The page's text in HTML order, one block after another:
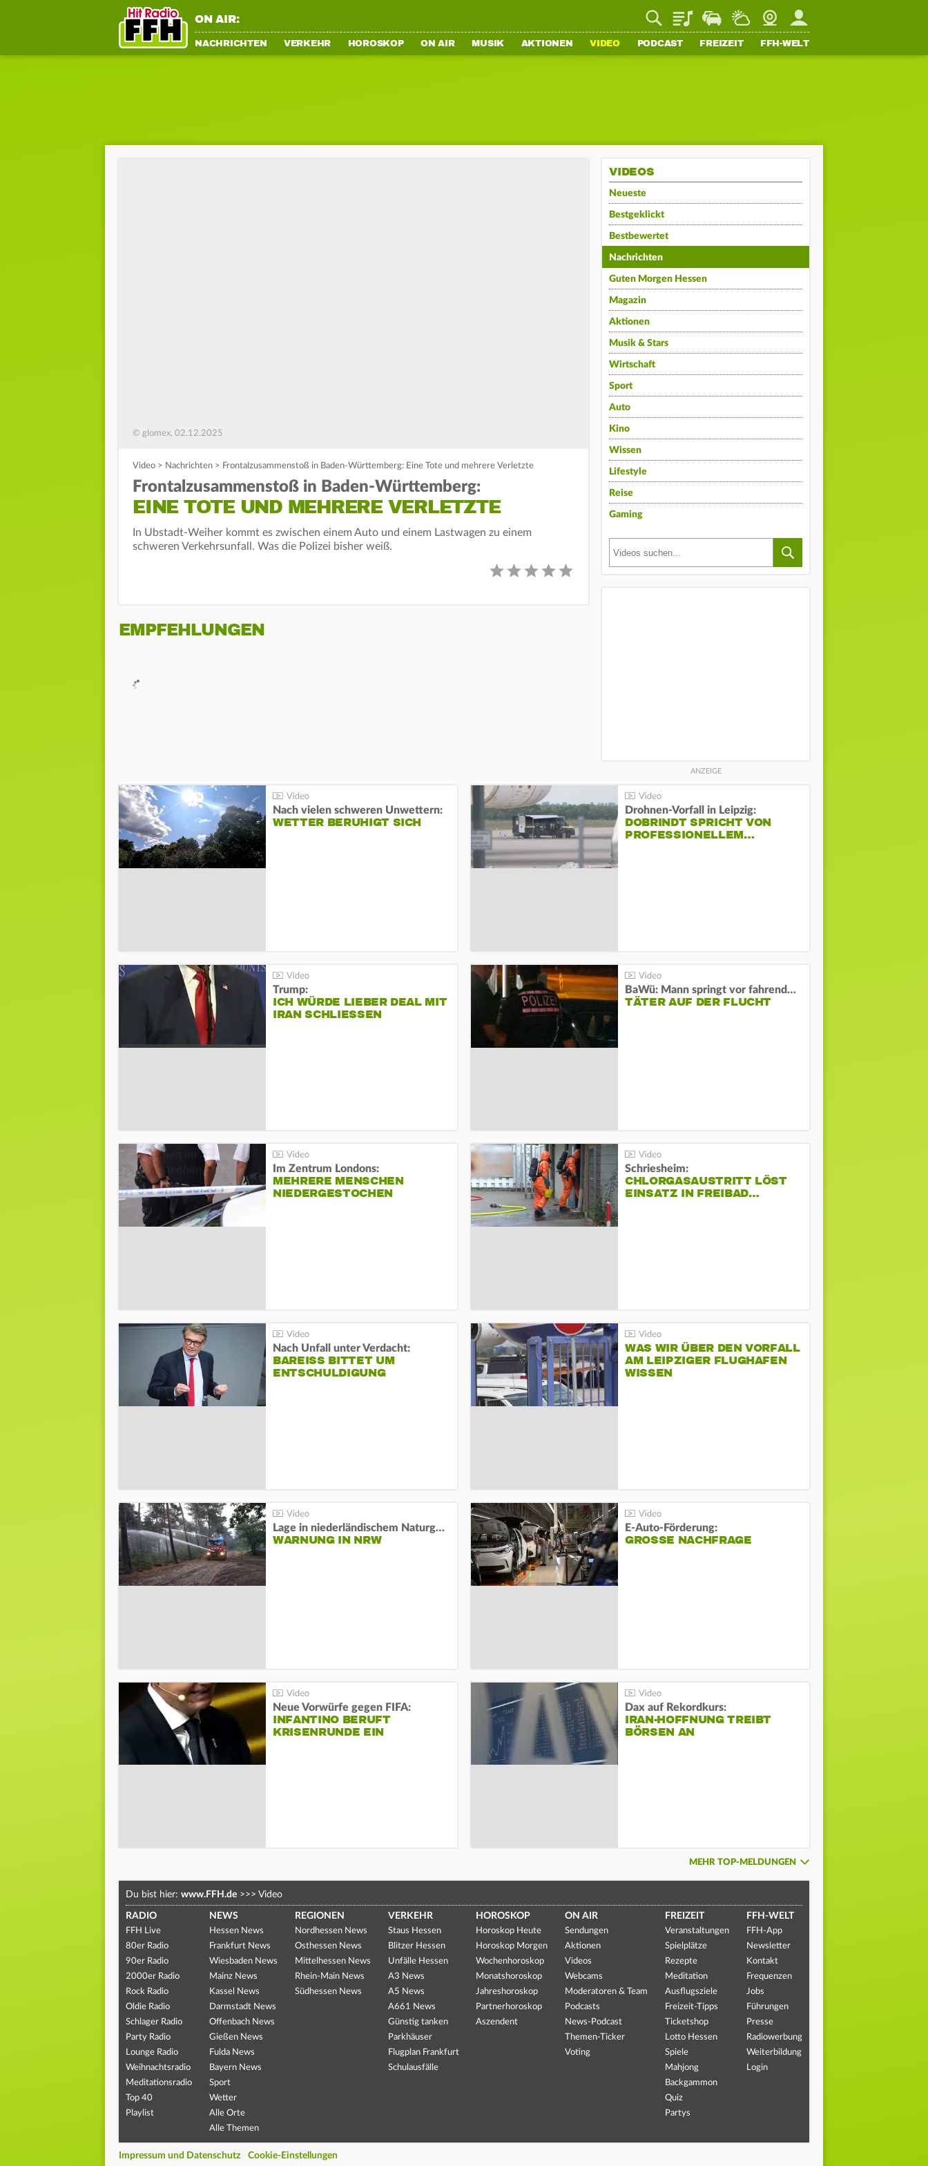
ON AIR: PlaylistStaupilotWetterWebcamMein FFH
NACHRICHTEN VERKEHR HOROSKOP ON AIR MUSIK AKTIONEN VIDEO PODCAST FREIZEIT FFH-WELT
© glomex, 02.12.2025
Video > Nachrichten > Frontalzusammenstoß in Baden-Württemberg: Eine Tote und mehrere Verletzte
Frontalzusammenstoß in Baden-Württemberg:
EINE TOTE UND MEHRERE VERLETZTE
In Ubstadt-Weiher kommt es zwischen einem Auto und einem Lastwagen zu einem
schweren Verkehrsunfall. Was die Polizei bisher weiß.
EMPFEHLUNGEN
VIDEOS
Neueste
Bestgeklickt
Bestbewertet
Nachrichten
Guten Morgen Hessen
Magazin
Aktionen
Musik & Stars
Wirtschaft
Sport
Auto
Kino
Wissen
Lifestyle
Reise
Gaming
Nach vielen schweren Unwettern:
WETTER BERUHIGT SICH
Drohnen-Vorfall in Leipzig:
DOBRINDT SPRICHT VON
PROFESSIONELLEM…
Trump:
ICH WÜRDE LIEBER DEAL MIT
IRAN SCHLIESSEN
BaWü: Mann springt vor fahrendes Auto und schießt
TÄTER AUF DER FLUCHT
Im Zentrum Londons:
MEHRERE MENSCHEN
NIEDERGESTOCHEN
Schriesheim:
CHLORGASAUSTRITT LÖST
EINSATZ IN FREIBAD…
Nach Unfall unter Verdacht:
BAREISS BITTET UM E
NTSCHULDIGUNG
WAS WIR ÜBER DEN VORFALL
AM LEIPZIGER FLUGHAFEN
WISSEN
Lage in niederländischem Naturgebiet stabil
WARNUNG IN NRW
E-Auto-Förderung:
GROSSE NACHFRAGE
Neue Vorwürfe gegen FIFA:
INFANTINO BERUFT
KRISENRUNDE EIN
Dax auf Rekordkurs:
IRAN-HOFFNUNG TREIBT
BÖRSEN AN
MEHR TOP-MELDUNGEN
Du bist hier: www.FFH.de >>> Video
RADIO
FFH Live
80er Radio
90er Radio
2000er Radio
Rock Radio
Oldie Radio
Schlager Radio
Party Radio
Lounge Radio
Weihnachtsradio
Meditationsradio
Top 40
Playlist
NEWS
Hessen News
Frankfurt News
Wiesbaden News
Mainz News
Kassel News
Darmstadt News
Offenbach News
Gießen News
Fulda News
Bayern News
Sport
Wetter
Alle Orte
Alle Themen
REGIONEN
Nordhessen News
Osthessen News
Mittelhessen News
Rhein-Main News
Südhessen News
VERKEHR
Staus Hessen
Blitzer Hessen
Unfälle Hessen
A3 News
A5 News
A661 News
Günstig tanken
Parkhäuser
Flugplan Frankfurt
Schulausfälle
HOROSKOP
Horoskop Heute
Horoskop Morgen
Wochenhoroskop
Monatshoroskop
Jahreshoroskop
Partnerhoroskop
Aszendent
ON AIR
Sendungen
Aktionen
Videos
Webcams
Moderatoren & Team
Podcasts
News-Podcast
Themen-Ticker
Voting
FREIZEIT
Veranstaltungen
Spielplätze
Rezepte
Meditation
Ausflugsziele
Freizeit-Tipps
Ticketshop
Lotto Hessen
Spiele
Mahjong
Backgammon
Quiz
Partys
FFH-WELT
FFH-App
Newsletter
Kontakt
Frequenzen
Jobs
Führungen
Presse
Radiowerbung
Weiterbildung
Login
Impressum und Datenschutz Cookie-Einstellungen